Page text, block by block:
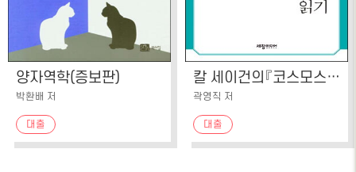
양자역학(증보판)
박환배 저
대출
칼 세이건의『코스모스』읽기
곽영직 저
대출